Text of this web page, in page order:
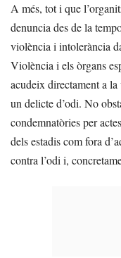
A més, tot i que
denuncia des de la
violència i intolerància
Violència i els òrgans
acudeix directament a
un delicte d’odi. No
condemnatòries per
dels estadis com fora
contra l’odi i,